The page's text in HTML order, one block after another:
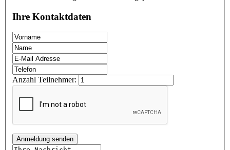
Ihre Kontaktdaten
Anzahl Teilnehmer:
Anmeldung senden